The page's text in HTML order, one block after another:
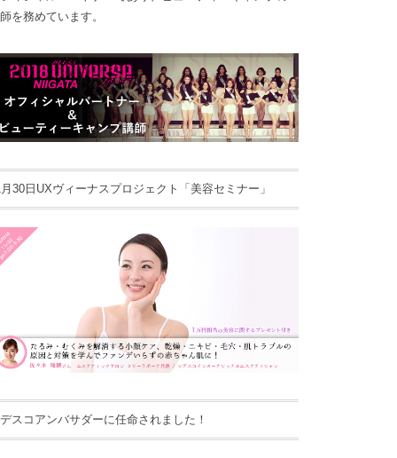
を務めています。
30日UXヴィーナスプロジェクト「美容セミナー」
スコアンバサダーに任命されました！